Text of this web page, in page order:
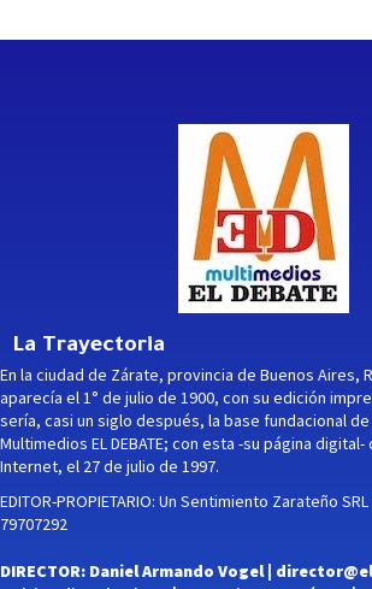
La Trayectoria
En la ciudad de Zárate, provincia de Buenos Aires,
aparecía el 1° de julio de 1900, con su edición
sería, casi un siglo después, la base fundacional
Multimedios EL DEBATE; con esta -su página digital-
Internet, el 27 de julio de 1997.
EDITOR-PROPIETARIO: Un Sentimiento Zarateño SRL
79707292
DIRECTOR: Daniel Armando Vogel |